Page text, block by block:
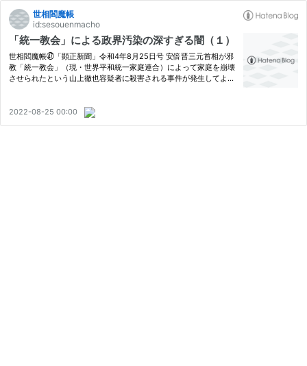
世相閻魔帳
id:sesouenmacho
「統一教会」による政界汚染の深すぎる闇（１）
世相閻魔帳㊼「顕正新聞」令和4年8月25日号 安倍晋三元首相が邪
教「統一教会」（現・世界平和統一家庭連合）によって家庭を崩壊
させられたという山上徹也容疑者に殺害される事件が発生してよ
害…
2022-08-25 00:00